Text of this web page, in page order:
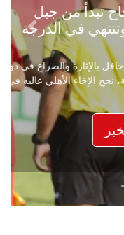
في دوري
عاليه في
Next